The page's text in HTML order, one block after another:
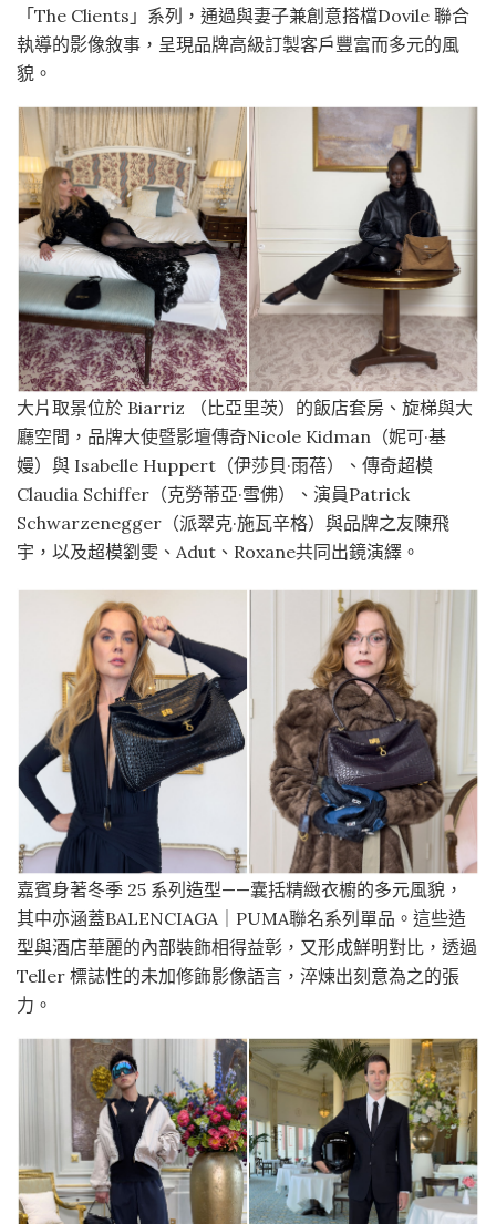
「The Clients」系列，通過與妻子兼創意搭檔Dovile 聯合
執導的影像敘事，呈現品牌高級訂製客戶豐富而多元的風
貌。
大片取景位於 Biarriz （比亞里茨）的飯店套房、旋梯與大
廳空間，品牌大使暨影壇傳奇Nicole Kidman（妮可·基
嫚）與 Isabelle Huppert（伊莎貝·雨蓓）、傳奇超模
Claudia Schiffer（克勞蒂亞·雪佛）、演員Patrick
Schwarzenegger（派翠克·施瓦辛格）與品牌之友陳飛
宇，以及超模劉雯、Adut、Roxane共同出鏡演繹。
嘉賓身著冬季 25 系列造型——囊括精緻衣櫥的多元風貌，
其中亦涵蓋BALENCIAGA｜PUMA聯名系列單品。這些造
型與酒店華麗的內部裝飾相得益彰，又形成鮮明對比，透過
Teller 標誌性的未加修飾影像語言，淬煉出刻意為之的張
力。